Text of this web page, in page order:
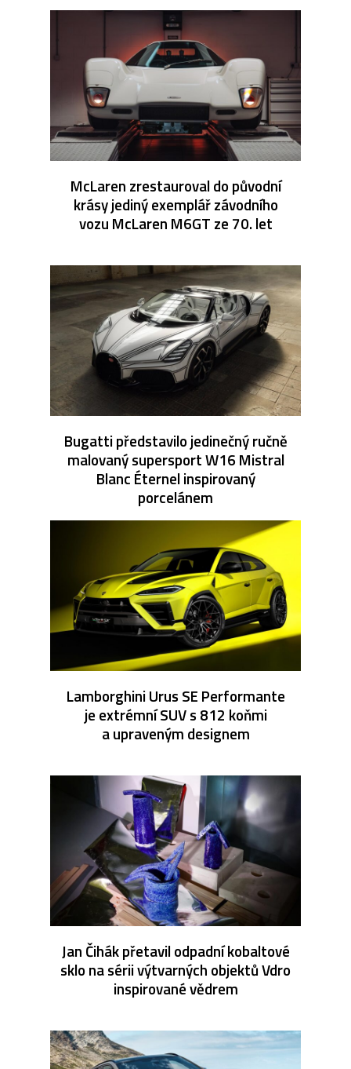
McLaren zrestauroval do původní
krásy jediný exemplář závodního
vozu McLaren M6GT ze 70. let
Bugatti představilo jedinečný ručně
malovaný supersport W16 Mistral
Blanc Éternel inspirovaný
porcelánem
Lamborghini Urus SE Performante
je extrémní SUV s 812 koňmi
a upraveným designem
Jan Čihák přetavil odpadní kobaltové
sklo na sérii výtvarných objektů Vdro
inspirované vědrem